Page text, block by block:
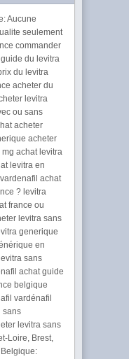
Aucune
seulement
commander
du levitra
du levitra
acheter du
levitra
ou sans
acheter
acheter
achat levitra
levitra en
achat
? levitra
france ou
levitra sans
generique
en
sans
achat guide
belgique
vardénafil
sans
levitra sans
Loire, Brest,